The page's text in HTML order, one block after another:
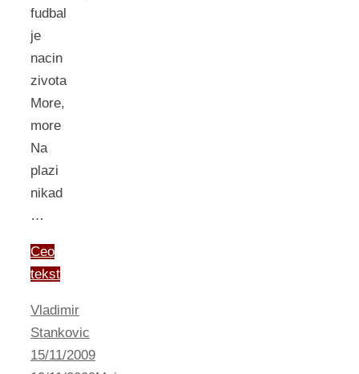
fudbal
je
nacin
zivota
More,
more
Na
plazi
nikad
…
Ceo
tekst
Vladimir
Stankovic
15/11/2009